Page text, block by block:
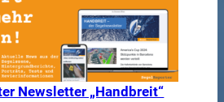
Newsletter „Handbreit“